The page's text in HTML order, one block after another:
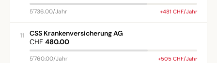
5'736.00/Jahr +481 CHF/Jahr
11
CSS Krankenversicherung AG
CHF 480.00
5'760.00/Jahr +505 CHF/Jahr